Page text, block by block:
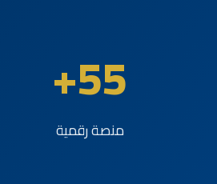
55+
منصة رقمية